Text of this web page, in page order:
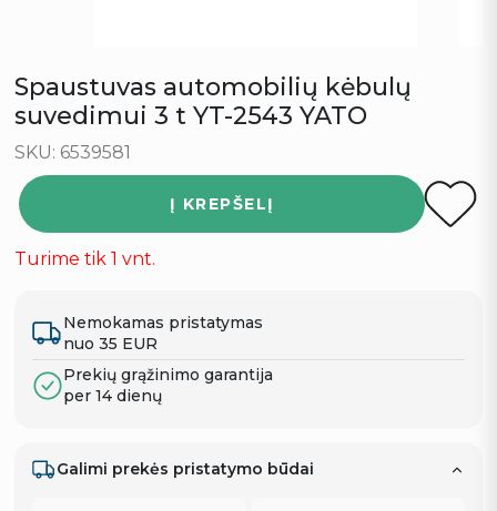
Spaustuvas automobilių kėbulų
suvedimui 3 t YT-2543 YATO
SKU: 6539581
Į KREPŠELĮ
Turime tik 1 vnt.
Nemokamas pristatymas
nuo 35 EUR
Prekių grąžinimo garantija
per 14 dienų
Galimi prekės pristatymo būdai